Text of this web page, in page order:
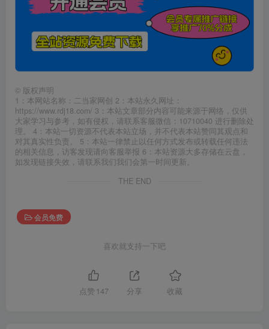
© 版权声明
1：本网站名称：二当家网创 2：本站永久网址：
https://www.rdj18.com/ 3：本站文章部分内容可能来源于网络，仅供
大家学习与参考，如有侵权，请联系客服微信：10710040 进行删除处
理。 4：本站一切资源不代表本站立场，并不代表本站赞同其观点和
对其真实性负责。 5：本站一律禁止以任何方式发布或转载任何违法
的相关信息，访客发现请向客服举报 6：本站资源大多存储在云盘，
如发现链接失效，请联系我们我们会第一时间更新。
THE END
会员免费
喜欢就支持一下吧
点赞 147 分享 收藏